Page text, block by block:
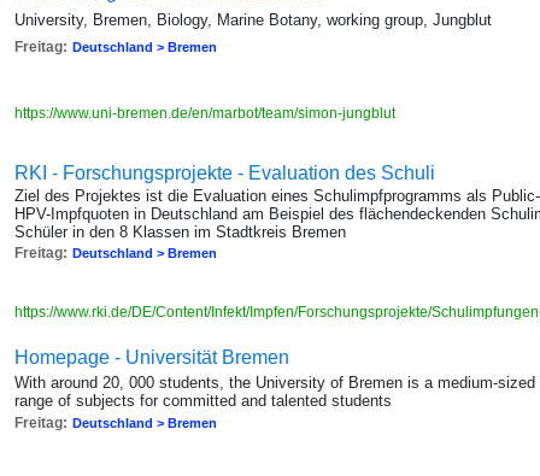
University, Bremen, Biology, Marine Botany, working group, Jungblut
Freitag: Deutschland > Bremen
https://www.uni-bremen.de/en/marbot/team/simon-jungblut
RKI - Forschungsprojekte - Evaluation des Schuli
Ziel des Projektes ist die Evaluation eines Schulimpfprogramms als
HPV-Impfquoten in Deutschland am Beispiel des flächendeckenden
Schüler in den 8 Klassen im Stadtkreis Bremen
Freitag: Deutschland > Bremen
https://www.rki.de/DE/Content/Infekt/Impfen/Forschungsprojekte/
Homepage - Universität Bremen
With around 20, 000 students, the University of Bremen is a medium-
range of subjects for committed and talented students
Freitag: Deutschland > Bremen